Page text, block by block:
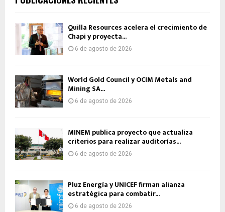
Quilla Resources acelera el crecimiento de
Chapi y proyecta...
6 de agosto de 2026
World Gold Council y OCIM Metals and
Mining SA...
6 de agosto de 2026
MINEM publica proyecto que actualiza
criterios para realizar auditorías...
6 de agosto de 2026
Pluz Energía y UNICEF firman alianza
estratégica para combatir...
6 de agosto de 2026